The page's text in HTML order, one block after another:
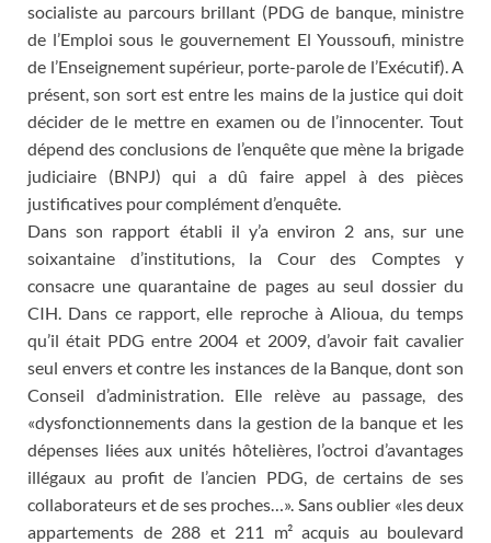
socialiste au parcours brillant (PDG de banque, ministre
de l’Emploi sous le gouvernement El Youssoufi, ministre
de l’Enseignement supérieur, porte-parole de l’Exécutif). A
présent, son sort est entre les mains de la justice qui doit
décider de le mettre en examen ou de l’innocenter. Tout
dépend des conclusions de l’enquête que mène la brigade
judiciaire (BNPJ) qui a dû faire appel à des pièces
justificatives pour complément d’enquête.
Dans son rapport établi il y’a environ 2 ans, sur une
soixantaine d’institutions, la Cour des Comptes y
consacre une quarantaine de pages au seul dossier du
CIH. Dans ce rapport, elle reproche à Alioua, du temps
qu’il était PDG entre 2004 et 2009, d’avoir fait cavalier
seul envers et contre les instances de la Banque, dont son
Conseil d’administration. Elle relève au passage, des
«dysfonctionnements dans la gestion de la banque et les
dépenses liées aux unités hôtelières, l’octroi d’avantages
illégaux au profit de l’ancien PDG, de certains de ses
collaborateurs et de ses proches…». Sans oublier «les deux
appartements de 288 et 211 m² acquis au boulevard